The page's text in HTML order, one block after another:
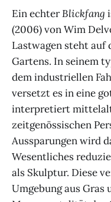
Ein echterBlickfang
(2006) von Wim
Lastwagen steht auf
Gartens. In seinem
dem industriellen
versetzt es in eine
interpretiert
zeitgenössischen
Aussparungen wird
Wesentliches
als Skulptur. Diese
Umgebung aus Gras